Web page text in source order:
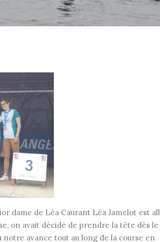
dame de Léa Caurant Léa Jamelot est
on avait décidé de prendre la tête dès le
notre avance tout au long de la course en